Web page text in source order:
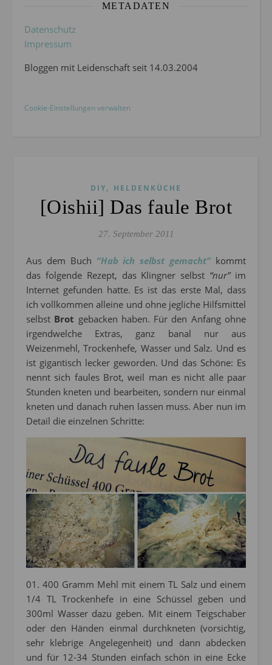
METADATEN
Datenschutz
Impressum
Bloggen mit Leidenschaft seit 14.03.2004
Cookie-Einstellungen verwalten
DIY, HELDENKÜCHE
[Oishii] Das faule Brot
27. September 2011
Aus dem Buch “Hab ich selbst gemacht”kommt
das folgende Rezept, das Klingner selbst “nur”im
Internet gefunden hatte. Es ist das erste Mal, dass
ich vollkommen alleine und ohne jegliche Hilfsmittel
selbst Brot gebacken haben. Für den Anfang ohne
irgendwelche Extras, ganz banal nur aus
Weizenmehl, Trockenhefe, Wasser und Salz. Und es
ist gigantisch lecker geworden. Und das Schöne: Es
nennt sich faules Brot, weil man es nicht alle paar
Stunden kneten und bearbeiten, sondern nur einmal
kneten und danach ruhen lassen muss. Aber nun im
Detail die einzelnen Schritte:
01. 400 Gramm Mehl mit einem TL Salz und einem
1/4 TL Trockenhefe in eine Schüssel geben und
300ml Wasser dazu geben. Mit einem Teigschaber
oder den Händen einmal durchkneten (vorsichtig,
sehr klebrige Angelegenheit) und dann abdecken
und für 12-34 Stunden einfach schön in eine Ecke